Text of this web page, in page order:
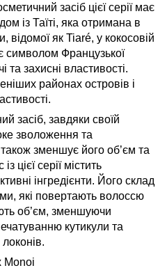
засіб цієї серії має
із Таїті, яка отримана в
відомої як Tiaré, у кокосовій
є символом Французької
та захисні властивості.
районах островів і
засіб, завдяки своїй
зволоження та
зменшує його об’єм та
цієї серії містить
інгредієнти. Його склад
які повертають волоссю
об’єм, зменшуючи
кутикули та